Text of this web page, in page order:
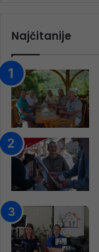
Najčitanije